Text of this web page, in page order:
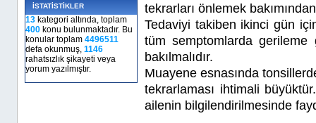
İSTATİSTİKLER
13 kategori altında, toplam
400 konu bulunmaktadır. Bu
konular toplam 4496511
defa okunmuş, 1146
rahatsızlık şikayeti veya
yorum yazılmıştır.
tekrarları önlemek
Tedaviyi takiben ikinci gün
tüm semptomlarda
bakılmalıdır.
Muayene esnasında
tekrarlaması ihtimali
ailenin bilgilendirilmesinde